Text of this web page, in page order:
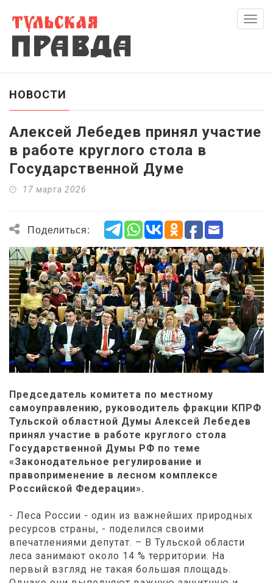
НОВОСТИ
Алексей Лебедев принял участие
в работе круглого стола в
Государственной Думе
17 марта 2026
Поделиться:
Председатель комитета по местному
самоуправлению, руководитель фракции КПРФ
Тульской областной Думы Алексей Лебедев
принял участие в работе круглого стола
Государственной Думы РФ по теме
«Законодательное регулирование и
правоприменение в лесном комплексе
Российской Федерации».
- Леса России - один из важнейших природных
ресурсов страны, - поделился своими
впечатлениями депутат. – В Тульской области
леса занимают около 14 % территории. На
первый взгляд не такая большая площадь.